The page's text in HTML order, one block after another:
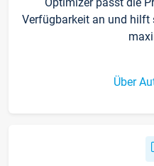
Verfügbarkeit an und hilft
Über